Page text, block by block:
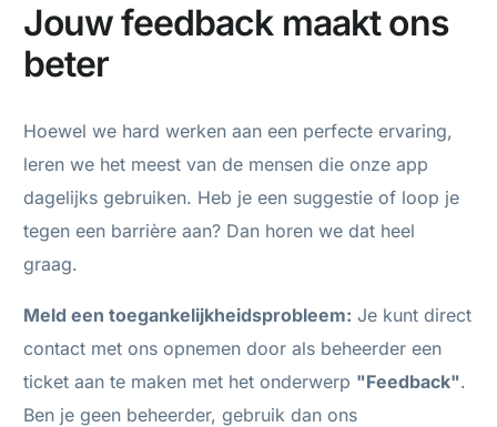
Jouw feedback maakt ons
beter
Hoewel we hard werken aan een perfecte ervaring,
leren we het meest van de mensen die onze app
dagelijks gebruiken. Heb je een suggestie of loop je
tegen een barrière aan? Dan horen we dat heel
graag.
Meld een toegankelijkheidsprobleem: Je kunt direct
contact met ons opnemen door als beheerder een
ticket aan te maken met het onderwerp "Feedback".
Ben je geen beheerder, gebruik dan ons